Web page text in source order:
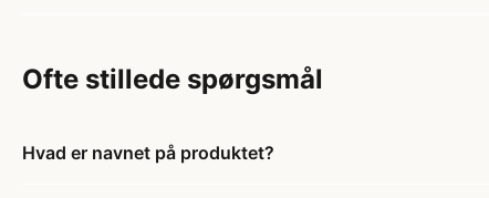
Ofte stillede spørgsmål
Hvad er navnet på produktet?